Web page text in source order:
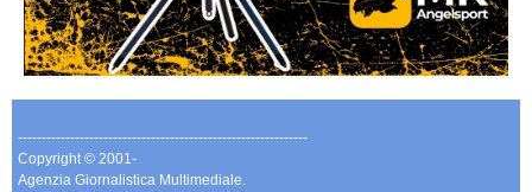
-------------------------------------------------------------
Copyright © 2001-
Agenzia Giornalistica Multimediale.